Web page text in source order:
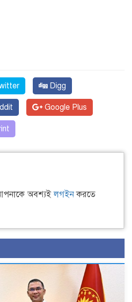
Digg
Google Plus
অবশ্যইলগইনকরতে